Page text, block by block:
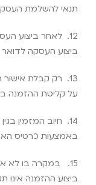
תנאי להשלמת
12.
לאחר ביצוע
ביצוע העסקה
13.
רק קבלת אישור
על קליטת ההזמנה
14.
חיוב המזמין
באמצעות כרטיס
15.
במקרה בו לא
ביצוע ההזמנה